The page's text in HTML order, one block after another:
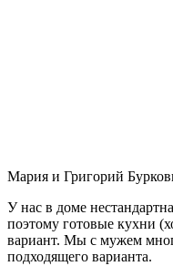
Мария и Григорий
У нас в доме
поэтому готовые кухни
вариант. Мы с мужем
подходящего варианта.